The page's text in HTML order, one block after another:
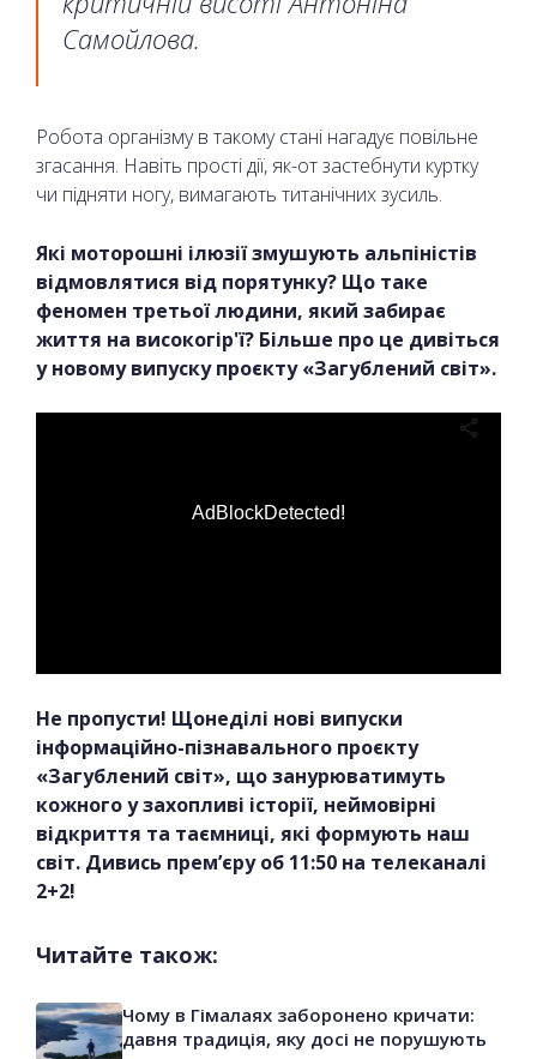
Самойлова.
Робота організму в такому стані нагадує повільне
згасання. Навіть прості дії, як-от застебнути куртку
чи підняти ногу, вимагають титанічних зусиль.
Які моторошні ілюзії змушують альпіністів
відмовлятися від порятунку? Що таке
феномен третьої людини, який забирає
життя на високогір'ї? Більше про це дивіться
у новому випуску проєкту «Загублений світ».
AdBlockDetected!
Не пропусти! Щонеділі нові випуски
інформаційно-пізнавального проєкту
«Загублений світ», що занурюватимуть
кожного у захопливі історії, неймовірні
відкриття та таємниці, які формують наш
світ. Дивись прем’єру об 11:50 на телеканалі
2+2!
Читайте також:
Чому в Гімалаях заборонено кричати:
давня традиція, яку досі не порушують